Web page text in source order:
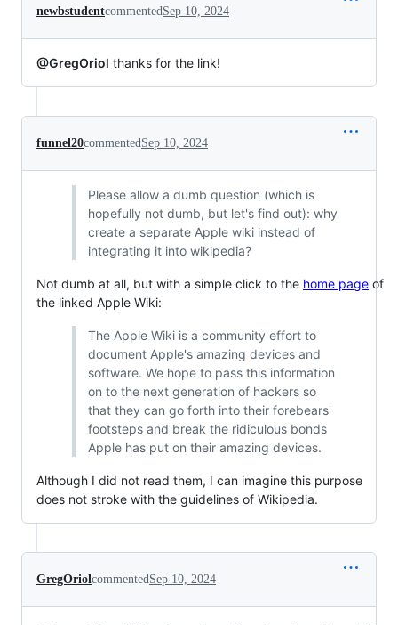
newbstudentcommentedSep 10, 2024
@GregOriol thanks for the link!
funnel20commentedSep 10, 2024
Please allow a dumb question (which is
hopefully not dumb, but let's find out): why
create a separate Apple wiki instead of
integrating it into wikipedia?
Not dumb at all, but with a simple click to the home page of
the linked Apple Wiki:
The Apple Wiki is a community effort to
document Apple's amazing devices and
software. We hope to pass this information
on to the next generation of hackers so
that they can go forth into their forebears'
footsteps and break the ridiculous bonds
Apple has put on their amazing devices.
Although I did not read them, I can imagine this purpose
does not stroke with the guidelines of Wikipedia.
GregOriolcommentedSep 10, 2024